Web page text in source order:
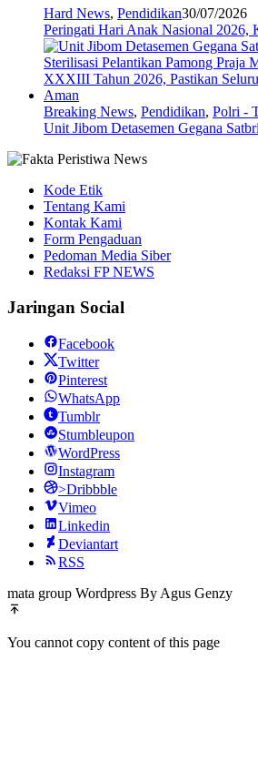
Hard News, Pendidikan30/07/2026
Peringati Hari Anak Nasional
Breaking News, Pendidikan, Polri -
Unit Jibom Detasemen Gegana
Kode Etik
Tentang Kami
Kontak Kami
Form Pengaduan
Pedoman Media Siber
Redaksi FP NEWS
Jaringan Social
Facebook
Twitter
Pinterest
WhatsApp
Tumblr
Stumbleupon
WordPress
Instagram
>Dribbble
Vimeo
Linkedin
Deviantart
RSS
mata group Wordpress By Agus Genzy
You cannot copy content of this page